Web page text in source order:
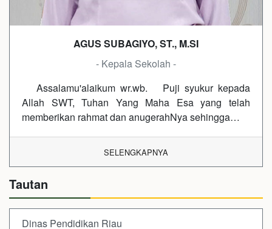
AGUS SUBAGIYO, ST., M.SI
- Kepala Sekolah -
Assalamu'alaikum wr.wb. Puji syukur kepada
Allah SWT, Tuhan Yang Maha Esa yang telah
memberikan rahmat dan anugerahNya sehingga…
SELENGKAPNYA
Tautan
Dinas Pendidikan Riau